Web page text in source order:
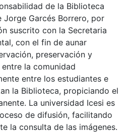
de la Biblioteca
Jorge Garcés Borrero, por
suscrito con la Secretaria
con el fin de aunar
preservación y
la comunidad
entre los estudiantes e
la Biblioteca, propiciando el
La universidad Icesi es
de difusión, facilitando
la consulta de las imágenes.